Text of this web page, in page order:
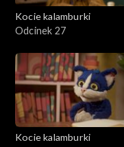
Kocie kalamburki
Odcinek 27
Kocie kalamburki